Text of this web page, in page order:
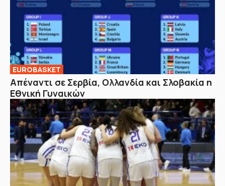
EUROBASKET
Απέναντι σε Σερβία, Ολλανδία και Σλοβακία η
Εθνική Γυναικών